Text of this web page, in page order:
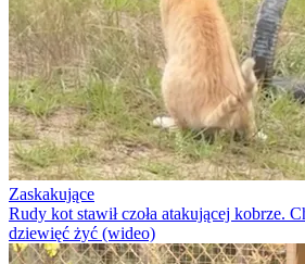
Zaskakujące
Rudy kot stawił czoła atakującej kobrze.
dziewięć żyć (wideo)